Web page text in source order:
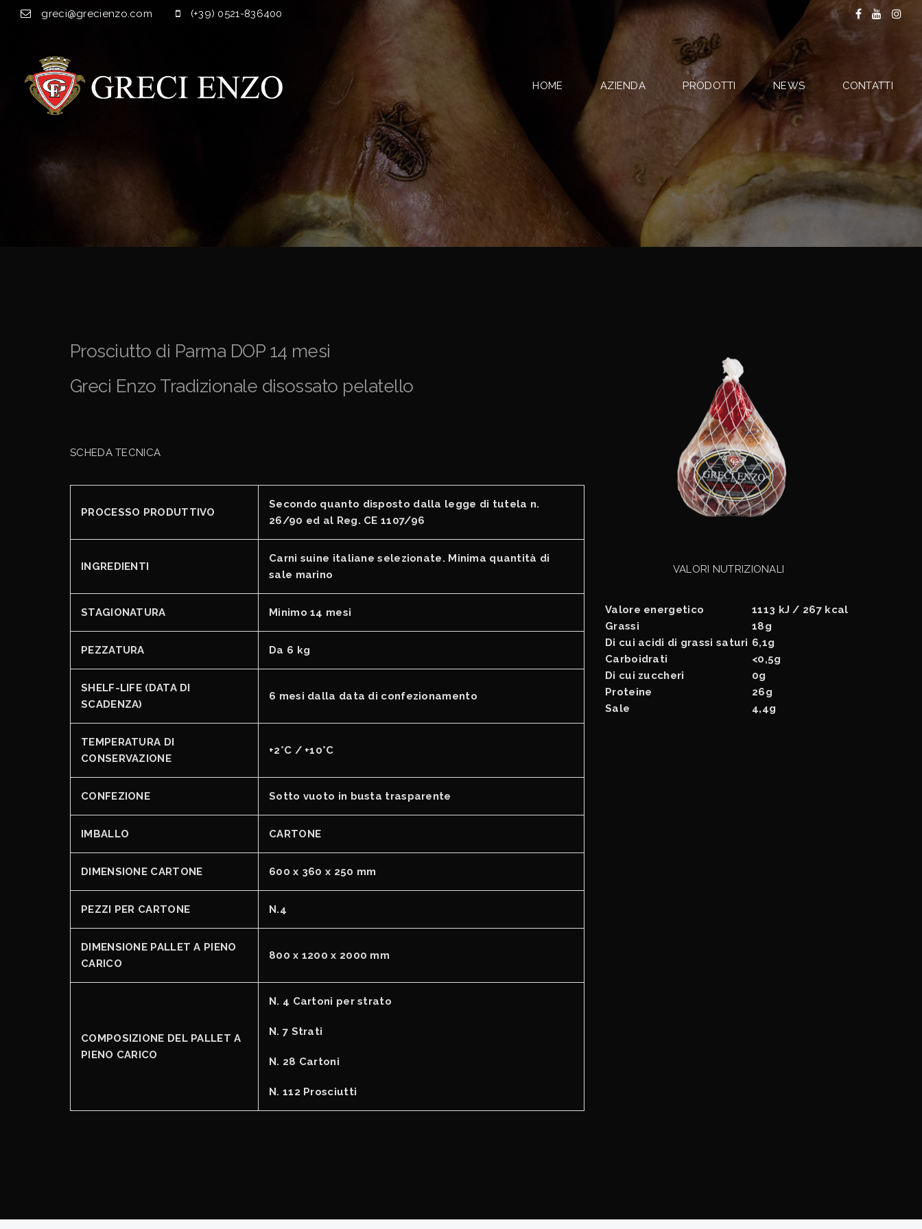
greci@grecienzo.com (+39) 0521-836400
HOME AZIENDA PRODOTTI NEWS CONTATTI
Prosciutto di Parma DOP 14 mesi
Greci Enzo Tradizionale disossato pelatello
SCHEDA TECNICA
PROCESSO PRODUTTIVO
Secondo quanto disposto dalla legge di tutela n.
26/90 ed al Reg. CE 1107/96
INGREDIENTI
Carni suine italiane selezionate. Minima quantità di
sale marino
STAGIONATURA Minimo 14 mesi
PEZZATURA Da 6 kg
SHELF-LIFE (DATA DI
SCADENZA)
6 mesi dalla data di confezionamento
TEMPERATURA DI
CONSERVAZIONE
+2°C / +10°C
CONFEZIONE Sotto vuoto in busta trasparente
IMBALLO CARTONE
DIMENSIONE CARTONE 600 x 360 x 250 mm
PEZZI PER CARTONE N.4
DIMENSIONE PALLET A PIENO
CARICO
800 x 1200 x 2000 mm
COMPOSIZIONE DEL PALLET A
PIENO CARICO
N. 4 Cartoni per strato
N. 7 Strati
N. 28 Cartoni
N. 112 Prosciutti
VALORI NUTRIZIONALI
Valore energetico
1113 kJ / 267 kcal
Grassi
18g
Di cui acidi di grassi saturi 6,1g
Carboidrati
<0,5g
Di cui zuccheri
0g
Proteine
26g
Sale
4,4g